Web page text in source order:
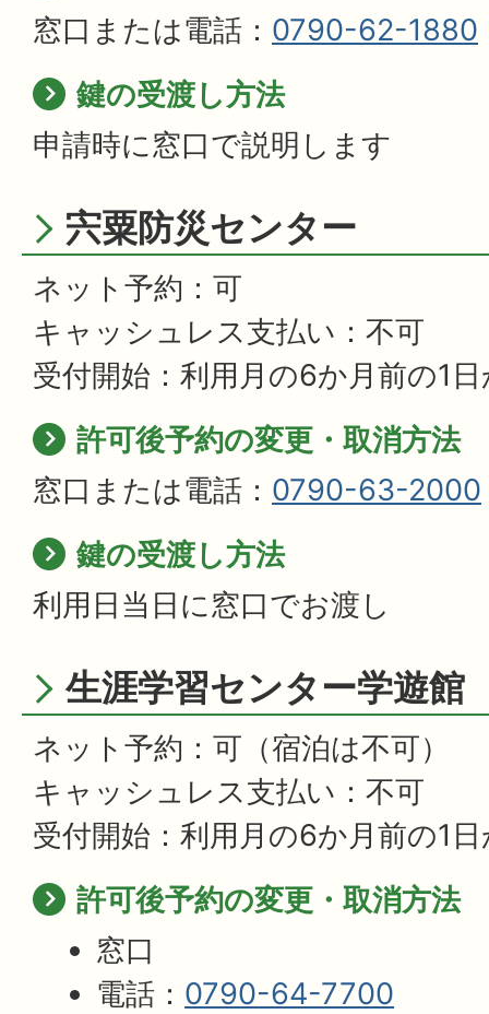
窓口または電話： 0790-62-1880
鍵の受渡し方法
申請時に窓口で説明します
宍粟防災センター
ネット予約：可
キャッシュレス支払い：不可
受付開始：利用月の6か月前の1
許可後予約の変更・取消方法
窓口または電話： 0790-63-2000
鍵の受渡し方法
利用日当日に窓口でお渡し
生涯学習センター学遊館
ネット予約：可（宿泊は不可）
キャッシュレス支払い：不可
受付開始：利用月の6か月前の1
許可後予約の変更・取消方法
窓口
電話： 0790-64-7700